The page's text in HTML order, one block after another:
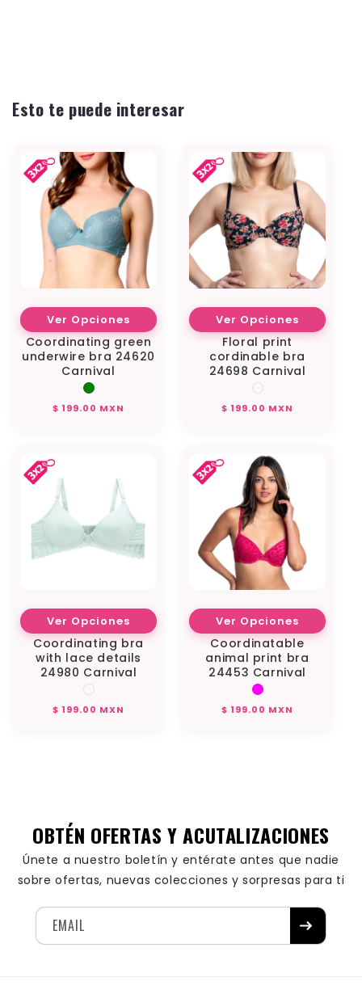
Esto te puede interesar
Coordinating green
underwire bra 24620
Carnival
Regular
$ 199.00 MXN
Ver Opciones
Floral print
cordinable bra
24698 Carnival
Regular
$ 199.00 MXN
Ver Opciones
Coordinating bra
with lace details
24980 Carnival
Regular
$ 199.00 MXN
Ver Opciones
Coordinatable
animal print bra
24453 Carnival
Regular
$ 199.00 MXN
Ver Opciones
OBTÉN OFERTAS Y ACUTALIZACIONES
Únete a nuestro boletín y entérate antes que nadie
sobre ofertas, nuevas colecciones y sorpresas para ti
EMAIL